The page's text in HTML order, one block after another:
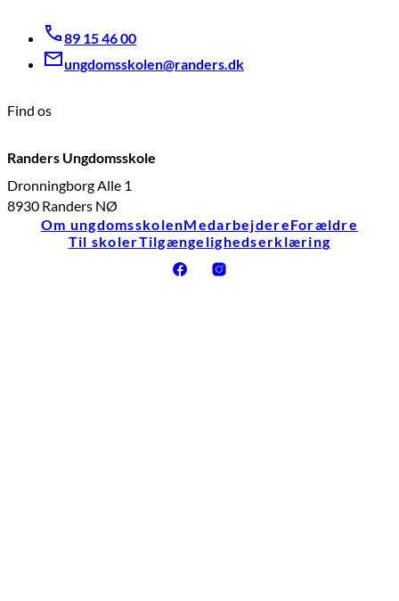
89 15 46 00
ungdomsskolen@randers.dk
Find os
Randers Ungdomsskole
Dronningborg Alle 1
8930 Randers NØ
Om ungdomsskolenMedarbejdereForældre
Til skolerTilgængelighedserklæring